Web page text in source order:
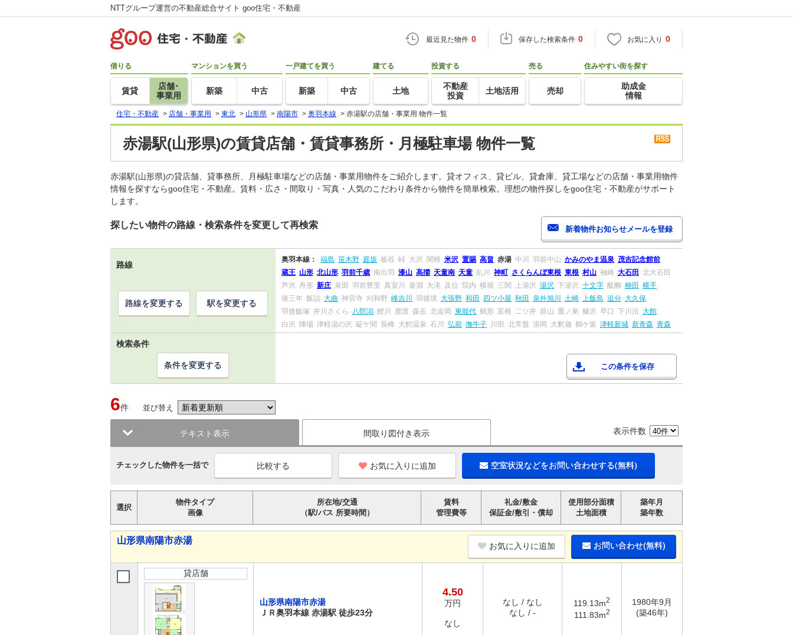
NTTグループ運営の不動産総合サイト goo住宅・不動産
最近見た物件 0 保存した検索条件 0 お気に入り 0
借りる
賃貸
店舗･
事業用
マンションを買う
新築 中古
一戸建てを買う
新築 中古
建てる
土地
投資する
不動産
投資
土地活用
売る
売却
住みやすい街を探す
助成金
情報
住宅・不動産 > 店舗・事業用 > 東北 > 山形県 > 南陽市 > 奥羽本線 > 赤湯駅の店舗・事業用 物件一覧
赤湯駅(山形県)の賃貸店舗・賃貸事務所・月極駐車場 物件一覧
赤湯駅(山形県)の貸店舗、貸事務所、月極駐車場などの店舗・事業用物件をご紹介します。貸オフィス、貸ビル、貸倉庫、貸工場などの店舗・事業用物件
情報を探すならgoo住宅・不動産。賃料・広さ・間取り・写真・人気のこだわり条件から物件を簡単検索。理想の物件探しをgoo住宅・不動産がサポート
します。
探したい物件の路線・検索条件を変更して再検索
路線
奥羽本線： 福島 笹木野 庭坂 板谷 峠 大沢 関根 米沢 置賜 高畠 赤湯 中川 羽前中山 かみのやま温泉 茂吉記念館前
蔵王 山形 北山形 羽前千歳 南出羽 漆山 高擶 天童南 天童 乱川 神町 さくらんぼ東根 東根 村山 袖崎 大石田 北大石田
芦沢 舟形 新庄 泉田 羽前豊里 真室川 釜淵 大滝 及位 院内 横堀 三関 上湯沢 湯沢 下湯沢 十文字 醍醐 柳田 横手
後三年 飯詰 大曲 神宮寺 刈和野 峰吉川 羽後境 大張野 和田 四ツ小屋 秋田 泉外旭川 土崎 上飯島 追分 大久保
羽後飯塚 井川さくら 八郎潟 鯉川 鹿渡 森岳 北金岡 東能代 鶴形 富根 二ツ井 前山 鷹ノ巣 糠沢 早口 下川沿 大館
白沢
陣場 津軽湯の沢 碇ケ関 長峰 大鰐温泉 石川 弘前 撫牛子 川部 北常盤 浪岡 大釈迦 鶴ケ坂 津軽新城 新青森 青森
路線を変更する 駅を変更する
検索条件
この条件を保存
条件を変更する
6件 並び替え
テキスト表示 間取り図付き表示 表示件数
チェックした物件を一括で お気に入りに追加 空室状況などをお問い合わせする(無料)
選択
物件タイプ
画像
所在地/交通
（駅/バス 所要時間）
賃料
管理費等
礼金/敷金
保証金/敷引・償却
使用部分面積
土地面積
築年月
築年数
山形県南陽市赤湯
お気に入りに追加 お問い合わせ(無料)
貸店舗
山形県南陽市赤湯
ＪＲ奥羽本線 赤湯駅 徒歩23分
4.50
万円
なし
なし / なし
なし / -
119.13m2
111.83m2
1980年9月
(築46年)